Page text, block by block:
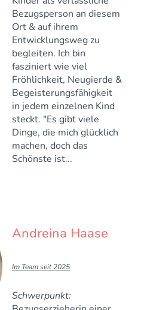
Bezugsperson an diesem
Ort & auf ihrem
Entwicklungsweg zu
begleiten. Ich bin
fasziniert wie viel
Fröhlichkeit, Neugierde &
Begeisterungsfähigkeit
in jedem einzelnen Kind
steckt. "Es gibt viele
Dinge, die mich glücklich
machen, doch das
Schönste ist...
Andreina Haase
Im Team seit 2025
Schwerpunkt: